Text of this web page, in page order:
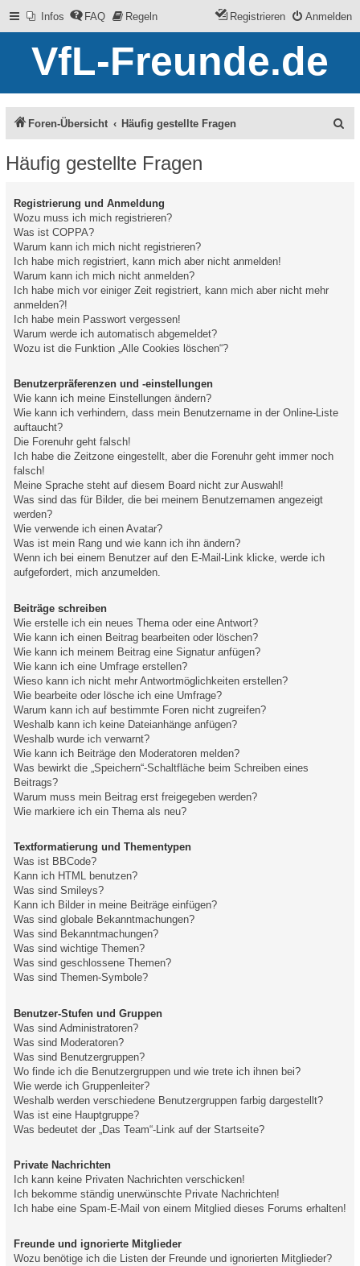
Infos FAQ Regeln Anmelden
Registrieren
VfL-Freunde.de
Foren-Übersicht Häufig gestellte Fragen
Häufig gestellte Fragen
Registrierung und Anmeldung
Wozu muss ich mich registrieren?
Was ist COPPA?
Warum kann ich mich nicht registrieren?
Ich habe mich registriert, kann mich aber nicht anmelden!
Warum kann ich mich nicht anmelden?
Ich habe mich vor einiger Zeit registriert, kann mich aber nicht mehr
anmelden?!
Ich habe mein Passwort vergessen!
Warum werde ich automatisch abgemeldet?
Wozu ist die Funktion „Alle Cookies löschen“?
Benutzerpräferenzen und -einstellungen
Wie kann ich meine Einstellungen ändern?
Wie kann ich verhindern, dass mein Benutzername in der Online-Liste
auftaucht?
Die Forenuhr geht falsch!
Ich habe die Zeitzone eingestellt, aber die Forenuhr geht immer noch
falsch!
Meine Sprache steht auf diesem Board nicht zur Auswahl!
Was sind das für Bilder, die bei meinem Benutzernamen angezeigt
werden?
Wie verwende ich einen Avatar?
Was ist mein Rang und wie kann ich ihn ändern?
Wenn ich bei einem Benutzer auf den E-Mail-Link klicke, werde ich
aufgefordert, mich anzumelden.
Beiträge schreiben
Wie erstelle ich ein neues Thema oder eine Antwort?
Wie kann ich einen Beitrag bearbeiten oder löschen?
Wie kann ich meinem Beitrag eine Signatur anfügen?
Wie kann ich eine Umfrage erstellen?
Wieso kann ich nicht mehr Antwortmöglichkeiten erstellen?
Wie bearbeite oder lösche ich eine Umfrage?
Warum kann ich auf bestimmte Foren nicht zugreifen?
Weshalb kann ich keine Dateianhänge anfügen?
Weshalb wurde ich verwarnt?
Wie kann ich Beiträge den Moderatoren melden?
Was bewirkt die „Speichern“-Schaltfläche beim Schreiben eines
Beitrags?
Warum muss mein Beitrag erst freigegeben werden?
Wie markiere ich ein Thema als neu?
Textformatierung und Thementypen
Was ist BBCode?
Kann ich HTML benutzen?
Was sind Smileys?
Kann ich Bilder in meine Beiträge einfügen?
Was sind globale Bekanntmachungen?
Was sind Bekanntmachungen?
Was sind wichtige Themen?
Was sind geschlossene Themen?
Was sind Themen-Symbole?
Benutzer-Stufen und Gruppen
Was sind Administratoren?
Was sind Moderatoren?
Was sind Benutzergruppen?
Wo finde ich die Benutzergruppen und wie trete ich ihnen bei?
Wie werde ich Gruppenleiter?
Weshalb werden verschiedene Benutzergruppen farbig dargestellt?
Was ist eine Hauptgruppe?
Was bedeutet der „Das Team“-Link auf der Startseite?
Private Nachrichten
Ich kann keine Privaten Nachrichten verschicken!
Ich bekomme ständig unerwünschte Private Nachrichten!
Ich habe eine Spam-E-Mail von einem Mitglied dieses Forums erhalten!
Freunde und ignorierte Mitglieder
Wozu benötige ich die Listen der Freunde und ignorierten Mitglieder?